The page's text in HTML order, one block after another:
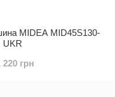
MIDEA MID45S130-
UKR
220 грн